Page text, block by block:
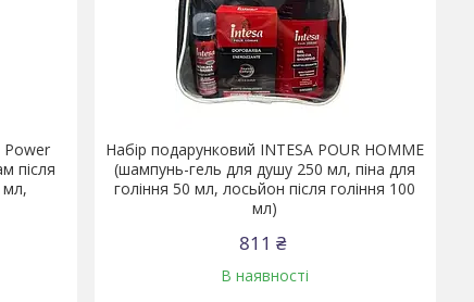
Рower
після
мл,
Набір подарунковий INTESA POUR HOMME
(шампунь-гель для душу 250 мл, піна для
гоління 50 мл, лосьйон після гоління 100
мл)
811 ₴
В наявності